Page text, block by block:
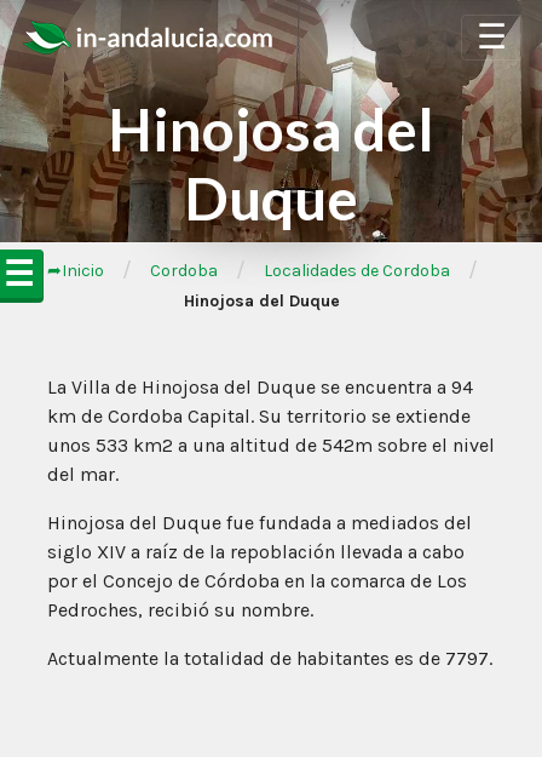
☰
☰
Hinojosa del
Duque
➦Inicio / Cordoba / Localidades de Cordoba /
Hinojosa del Duque
La Villa de Hinojosa del Duque se encuentra a 94
km de Cordoba Capital. Su territorio se extiende
unos 533 km2 a una altitud de 542m sobre el nivel
del mar.
Hinojosa del Duque fue fundada a mediados del
siglo XIV a raíz de la repoblación llevada a cabo
por el Concejo de Córdoba en la comarca de Los
Pedroches, recibió su nombre.
Actualmente la totalidad de habitantes es de 7797.